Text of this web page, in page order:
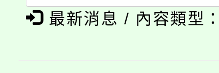
程
「本色祭」8/29、30在
最新消息 / 內容類型